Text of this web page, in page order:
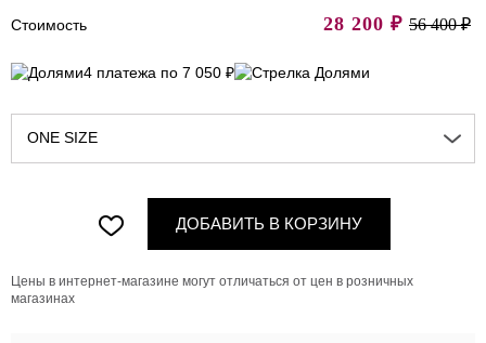
Стоимость
28 200 ₽ 56 400 ₽
4 платежа по 7 050 ₽
ONE SIZE
ДОБАВИТЬ В КОРЗИНУ
Цены в интернет-магазине могут отличаться от цен в розничных
магазинах